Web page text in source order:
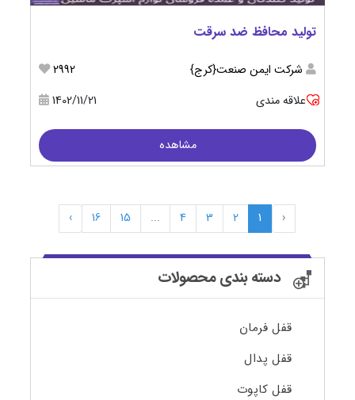
دسته بندی محصولات
قفل فرمان
قفل پدال
قفل کاپوت
تولید محافظ ضد سرقت
شرکت ایمن صنعت{کرج}
2992
علاقه مندی
1402/11/21
مشاهده
‹
1
2
3
4
...
15
16
›